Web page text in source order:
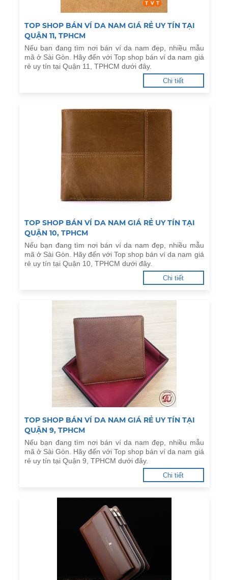
TOP SHOP BÁN VÍ DA NAM GIÁ RẺ UY TÍN TẠI
QUẬN 11, TPHCM
Nếu bạn đang tìm nơi bán ví da nam đẹp, nhiều mẫu
mã ở Sài Gòn. Hãy đến với Top shop bán ví da nam giá
rẻ uy tín tại Quận 11, TPHCM dưới đây.
Chi tiết
TOP SHOP BÁN VÍ DA NAM GIÁ RẺ UY TÍN TẠI
QUẬN 10, TPHCM
Nếu bạn đang tìm nơi bán ví da nam đẹp, nhiều mẫu
mã ở Sài Gòn. Hãy đến với Top shop bán ví da nam giá
rẻ uy tín tại Quận 10, TPHCM dưới đây.
Chi tiết
TOP SHOP BÁN VÍ DA NAM GIÁ RẺ UY TÍN TẠI
QUẬN 9, TPHCM
Nếu bạn đang tìm nơi bán ví da nam đẹp, nhiều mẫu
mã ở Sài Gòn. Hãy đến với Top shop bán ví da nam giá
rẻ uy tín tại Quận 9, TPHCM dưới đây.
Chi tiết